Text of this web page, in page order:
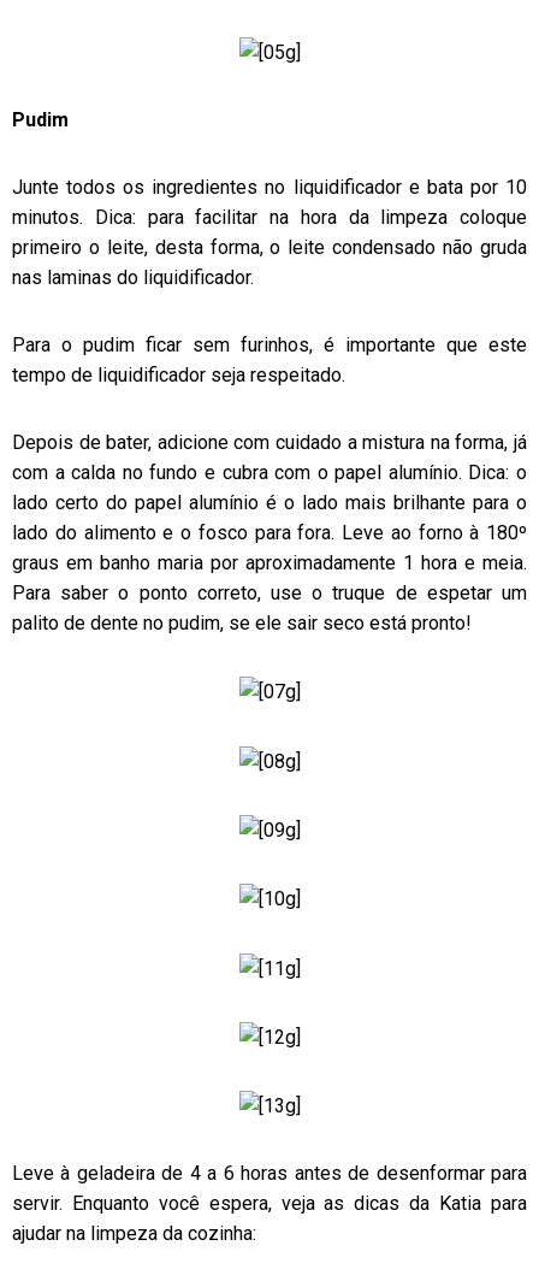
Pudim
Junte todos os ingredientes no liquidificador e bata por 10
minutos. Dica: para facilitar na hora da limpeza coloque
primeiro o leite, desta forma, o leite condensado não gruda
nas laminas do liquidificador.
Para o pudim ficar sem furinhos, é importante que este
tempo de liquidificador seja respeitado.
Depois de bater, adicione com cuidado a mistura na forma, já
com a calda no fundo e cubra com o papel alumínio. Dica: o
lado certo do papel alumínio é o lado mais brilhante para o
lado do alimento e o fosco para fora. Leve ao forno à 180º
graus em banho maria por aproximadamente 1 hora e meia.
Para saber o ponto correto, use o truque de espetar um
palito de dente no pudim, se ele sair seco está pronto!
Leve à geladeira de 4 a 6 horas antes de desenformar para
servir. Enquanto você espera, veja as dicas da Katia para
ajudar na limpeza da cozinha: